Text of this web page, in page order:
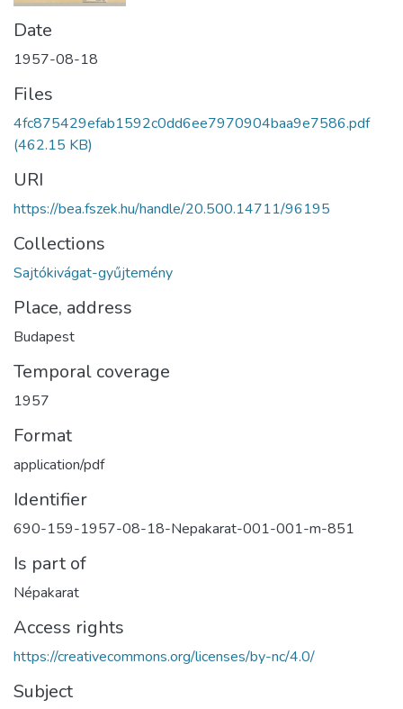
Date
1957-08-18
Files
4fc875429efab1592c0dd6ee7970904baa9e7586.pdf
(462.15 KB)
URI
https://bea.fszek.hu/handle/20.500.14711/96195
Collections
Sajtókivágat-gyűjtemény
Place, address
Budapest
Temporal coverage
1957
Format
application/pdf
Identifier
690-159-1957-08-18-Nepakarat-001-001-m-851
Is part of
Népakarat
Access rights
https://creativecommons.org/licenses/by-nc/4.0/
Subject